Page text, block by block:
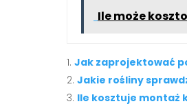
Ile może
Jak zaprojektować
Jakie rośliny
Ile kosztuje montaż